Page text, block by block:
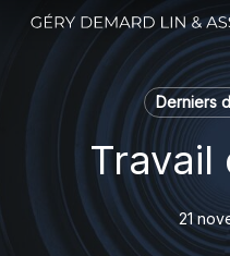
Derniers
Travail
21